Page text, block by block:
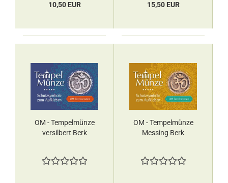
10,50 EUR 15,50 EUR
OM - Tempelmünze
versilbert Berk
OM - Tempelmünze
Messing Berk